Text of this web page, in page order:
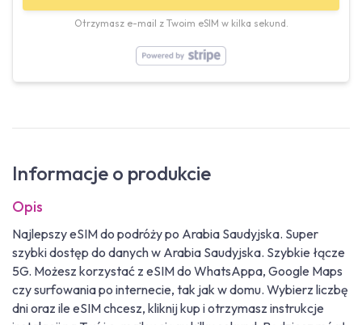
Otrzymasz e-mail z Twoim eSIM w kilka sekund.
Informacje o produkcie
Opis
Najlepszy eSIM do podróży po Arabia Saudyjska. Super
szybki dostęp do danych w Arabia Saudyjska. Szybkie łącze
5G. Możesz korzystać z eSIM do WhatsAppa, Google Maps
czy surfowania po internecie, tak jak w domu. Wybierz liczbę
dni oraz ile eSIM chcesz, kliknij kup i otrzymasz instrukcje